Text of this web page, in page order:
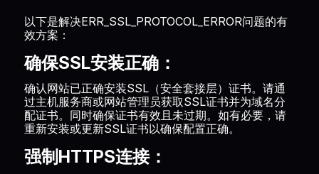
以下是解决ERR_SSL_PROTOCOL_ERROR问题的有
效方案：
确保SSL安装正确：
确认网站已正确安装SSL（安全套接层）证书。请通
过主机服务商或网站管理员获取SSL证书并为域名分
配证书。同时确保证书有效且未过期。如有必要，请
重新安装或更新SSL证书以确保配置正确。
强制HTTPS连接：